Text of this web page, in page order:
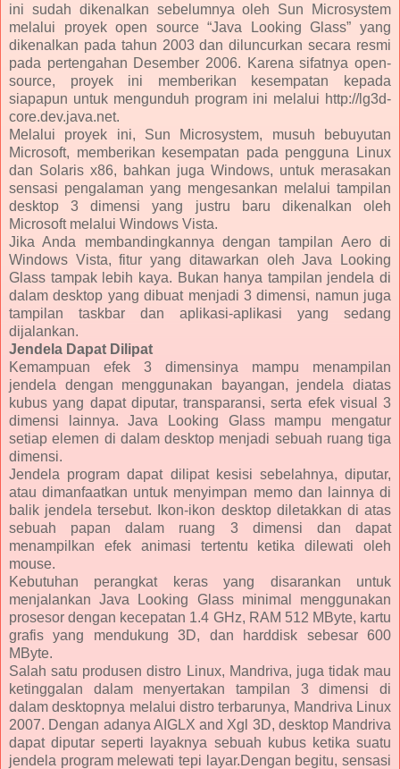
ini sudah dikenalkan sebelumnya oleh Sun Microsystem
melalui proyek open source “Java Looking Glass” yang
dikenalkan pada tahun 2003 dan diluncurkan secara resmi
pada pertengahan Desember 2006. Karena sifatnya open-
source, proyek ini memberikan kesempatan kepada
siapapun untuk mengunduh program ini melalui http://lg3d-
core.dev.java.net.
Melalui proyek ini, Sun Microsystem, musuh bebuyutan
Microsoft, memberikan kesempatan pada pengguna Linux
dan Solaris x86, bahkan juga Windows, untuk merasakan
sensasi pengalaman yang mengesankan melalui tampilan
desktop 3 dimensi yang justru baru dikenalkan oleh
Microsoft melalui Windows Vista.
Jika Anda membandingkannya dengan tampilan Aero di
Windows Vista, fitur yang ditawarkan oleh Java Looking
Glass tampak lebih kaya. Bukan hanya tampilan jendela di
dalam desktop yang dibuat menjadi 3 dimensi, namun juga
tampilan taskbar dan aplikasi-aplikasi yang sedang
dijalankan.
Jendela Dapat Dilipat
Kemampuan efek 3 dimensinya mampu menampilan
jendela dengan menggunakan bayangan, jendela diatas
kubus yang dapat diputar, transparansi, serta efek visual 3
dimensi lainnya. Java Looking Glass mampu mengatur
setiap elemen di dalam desktop menjadi sebuah ruang tiga
dimensi.
Jendela program dapat dilipat kesisi sebelahnya, diputar,
atau dimanfaatkan untuk menyimpan memo dan lainnya di
balik jendela tersebut. Ikon-ikon desktop diletakkan di atas
sebuah papan dalam ruang 3 dimensi dan dapat
menampilkan efek animasi tertentu ketika dilewati oleh
mouse.
Kebutuhan perangkat keras yang disarankan untuk
menjalankan Java Looking Glass minimal menggunakan
prosesor dengan kecepatan 1.4 GHz, RAM 512 MByte, kartu
grafis yang mendukung 3D, dan harddisk sebesar 600
MByte.
Salah satu produsen distro Linux, Mandriva, juga tidak mau
ketinggalan dalam menyertakan tampilan 3 dimensi di
dalam desktopnya melalui distro terbarunya, Mandriva Linux
2007. Dengan adanya AIGLX and Xgl 3D, desktop Mandriva
dapat diputar seperti layaknya sebuah kubus ketika suatu
jendela program melewati tepi layar.Dengan begitu, sensasi